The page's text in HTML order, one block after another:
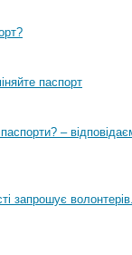
паспорт
–
запрошує волонтерів.